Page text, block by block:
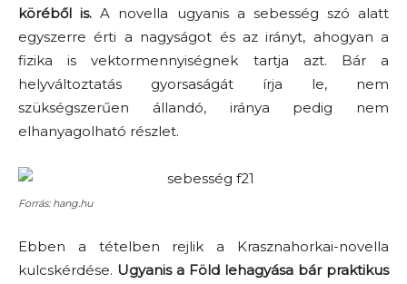
köréből is. A novella ugyanis a sebesség szó alatt
egyszerre érti a nagyságot és az irányt, ahogyan a
fizika is vektormennyiségnek tartja azt. Bár a
helyváltoztatás gyorsaságát írja le, nem
szükségszerűen állandó, iránya pedig nem
elhanyagolható részlet.
Forrás: hang.hu
Ebben a tételben rejlik a Krasznahorkai-novella
kulcskérdése. Ugyanis a Föld lehagyása bár praktikus